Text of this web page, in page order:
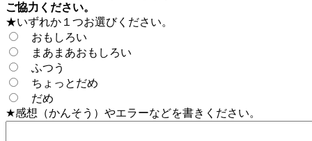
ご協力ください。
★いずれか１つお選びください。
おもしろい
まあまあおもしろい
ふつう
ちょっとだめ
だめ
★感想（かんそう）やエラーなどを書きください。